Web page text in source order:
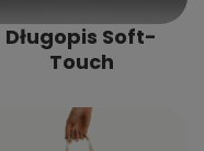
Długopis Soft-
Touch